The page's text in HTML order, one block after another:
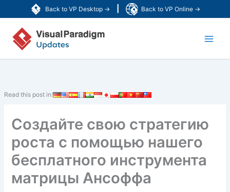
Back to VP Desktop → Back to VP Online →
к
содержимому
Read this post in:
Создайте свою стратегию
роста с помощью нашего
бесплатного инструмента
матрицы Ансоффа